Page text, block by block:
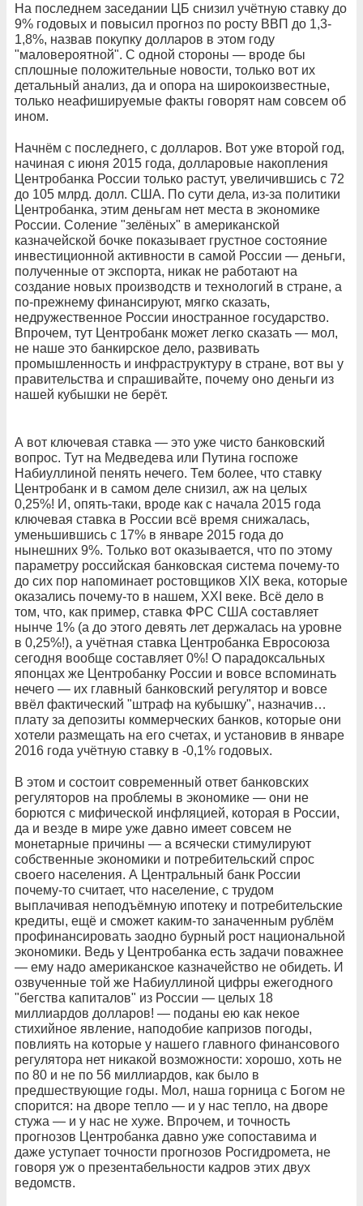
На последнем заседании ЦБ снизил учётную ставку до
9% годовых и повысил прогноз по росту ВВП до 1,3-
1,8%, назвав покупку долларов в этом году
"маловероятной". С одной стороны — вроде бы
сплошные положительные новости, только вот их
детальный анализ, да и опора на широкоизвестные,
только неафишируемые факты говорят нам совсем об
ином.
Начнём с последнего, с долларов. Вот уже второй год,
начиная с июня 2015 года, долларовые накопления
Центробанка России только растут, увеличившись с 72
до 105 млрд. долл. США. По сути дела, из-за политики
Центробанка, этим деньгам нет места в экономике
России. Соление "зелёных" в американской
казначейской бочке показывает грустное состояние
инвестиционной активности в самой России — деньги,
полученные от экспорта, никак не работают на
создание новых производств и технологий в стране, а
по-прежнему финансируют, мягко сказать,
недружественное России иностранное государство.
Впрочем, тут Центробанк может легко сказать — мол,
не наше это банкирское дело, развивать
промышленность и инфраструктуру в стране, вот вы у
правительства и спрашивайте, почему оно деньги из
нашей кубышки не берёт.
А вот ключевая ставка — это уже чисто банковский
вопрос. Тут на Медведева или Путина госпоже
Набиуллиной пенять нечего. Тем более, что ставку
Центробанк и в самом деле снизил, аж на целых
0,25%! И, опять-таки, вроде как с начала 2015 года
ключевая ставка в России всё время снижалась,
уменьшившись с 17% в январе 2015 года до
нынешних 9%. Только вот оказывается, что по этому
параметру российская банковская система почему-то
до сих пор напоминает ростовщиков XIX века, которые
оказались почему-то в нашем, XXI веке. Всё дело в
том, что, как пример, ставка ФРС США составляет
нынче 1% (а до этого девять лет держалась на уровне
в 0,25%!), а учётная ставка Центробанка Евросоюза
сегодня вообще составляет 0%! О парадоксальных
японцах же Центробанку России и вовсе вспоминать
нечего — их главный банковский регулятор и вовсе
ввёл фактический "штраф на кубышку", назначив…
плату за депозиты коммерческих банков, которые они
хотели размещать на его счетах, и установив в январе
2016 года учётную ставку в -0,1% годовых.
В этом и состоит современный ответ банковских
регуляторов на проблемы в экономике — они не
борются с мифической инфляцией, которая в России,
да и везде в мире уже давно имеет совсем не
монетарные причины — а всячески стимулируют
собственные экономики и потребительский спрос
своего населения. А Центральный банк России
почему-то считает, что население, с трудом
выплачивая неподъёмную ипотеку и потребительские
кредиты, ещё и сможет каким-то заначенным рублём
профинансировать заодно бурный рост национальной
экономики. Ведь у Центробанка есть задачи поважнее
— ему надо американское казначейство не обидеть. И
озвученные той же Набиуллиной цифры ежегодного
"бегства капиталов" из России — целых 18
миллиардов долларов! — поданы ею как некое
стихийное явление, наподобие капризов погоды,
повлиять на которые у нашего главного финансового
регулятора нет никакой возможности: хорошо, хоть не
по 80 и не по 56 миллиардов, как было в
предшествующие годы. Мол, наша горница с Богом не
спорится: на дворе тепло — и у нас тепло, на дворе
стужа — и у нас не хуже. Впрочем, и точность
прогнозов Центробанка давно уже сопоставима и
даже уступает точности прогнозов Росгидромета, не
говоря уж о презентабельности кадров этих двух
ведомств.